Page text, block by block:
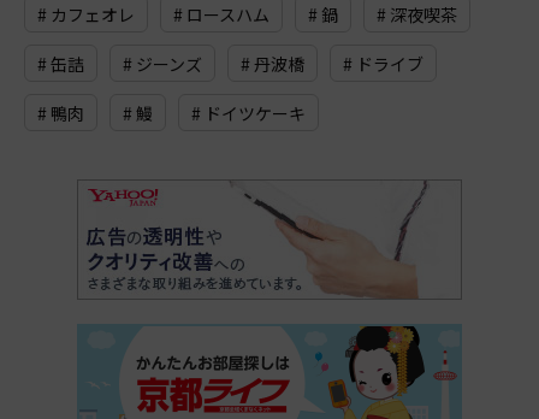
# カフェオレ # ロースハム # 鍋 # 深夜喫茶
# 缶詰 # ジーンズ # 丹波橋 # ドライブ
# 鴨肉 # 鰻 # ドイツケーキ